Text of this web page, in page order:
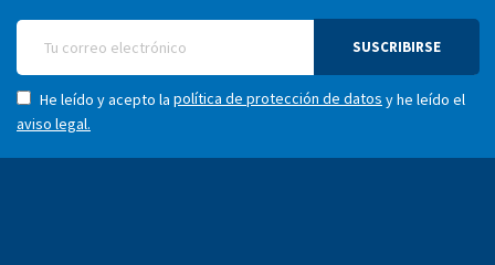
SUSCRIBIRSE
He leído y acepto la política de protección de datos y he leído el
aviso legal.